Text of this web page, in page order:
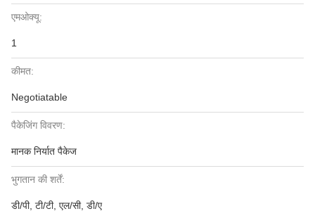
एमओक्यू:
1
कीमत:
Negotiatable
पैकेजिंग विवरण:
मानक निर्यात पैकेज
भुगतान की शर्तें:
डी/पी, टी/टी, एल/सी, डी/ए